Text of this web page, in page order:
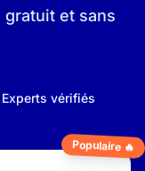
et sans
Experts vérifiés
Populaire 🔥